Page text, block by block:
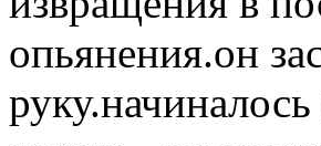
опьянения.он